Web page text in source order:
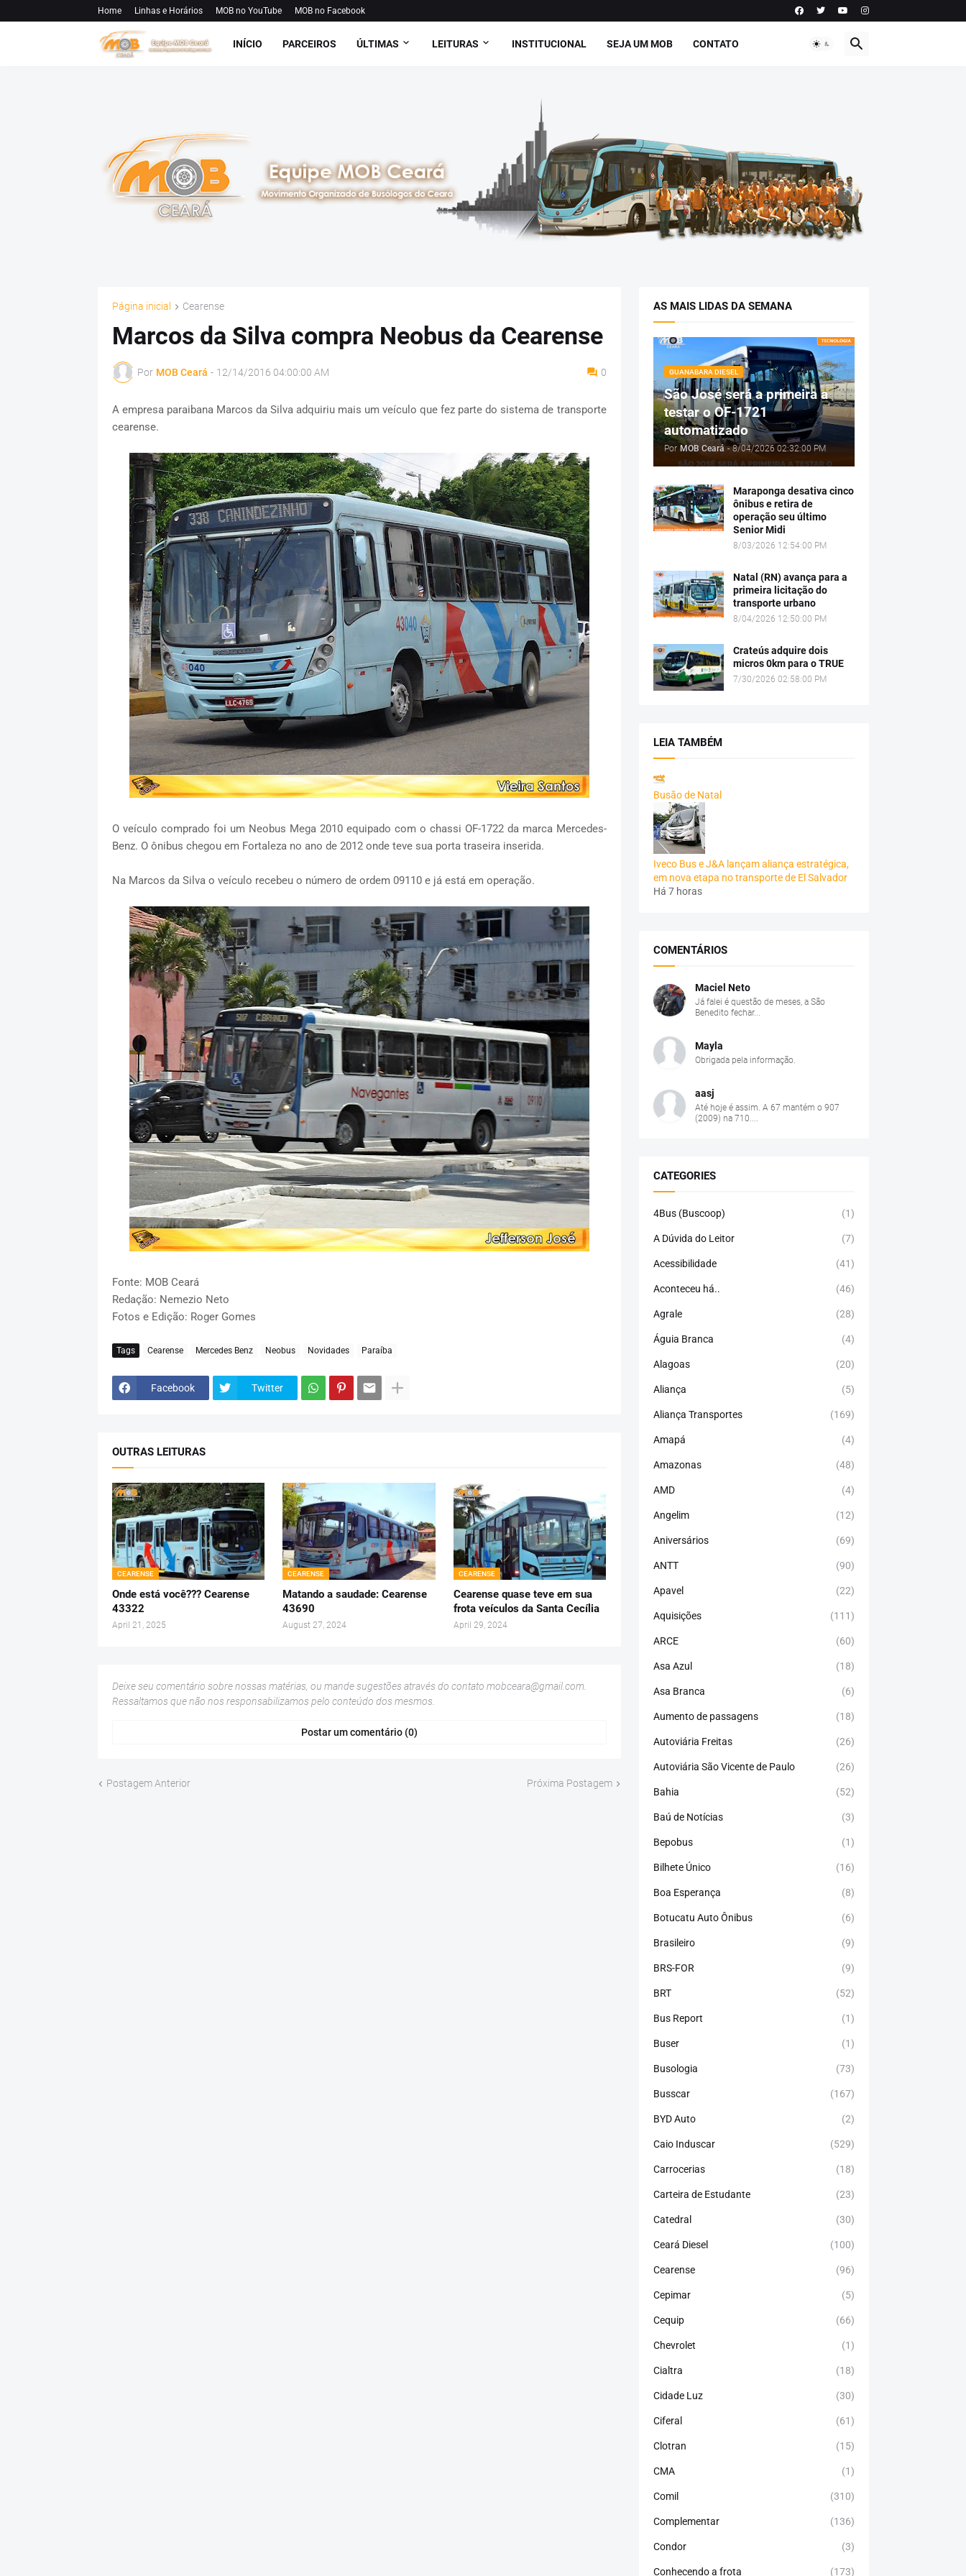
Home Linhas e Horários MOB no YouTube MOB no Facebook
INÍCIO PARCEIROS ÚLTIMAS LEITURAS INSTITUCIONAL SEJA UM MOB CONTATO
Página inicial Cearense
Marcos da Silva compra Neobus da Cearense
Por MOB Ceará - 12/14/2016 04:00:00 AM 0
A empresa paraibana Marcos da Silva adquiriu mais um veículo que fez parte do sistema de transporte
cearense.
O veículo comprado foi um Neobus Mega 2010 equipado com o chassi OF-1722 da marca Mercedes-
Benz. O ônibus chegou em Fortaleza no ano de 2012 onde teve sua porta traseira inserida.
Na Marcos da Silva o veículo recebeu o número de ordem 09110 e já está em operação.
Fonte: MOB Ceará
Redação: Nemezio Neto
Fotos e Edição: Roger Gomes
Tags Cearense Mercedes Benz Neobus Novidades Paraíba
Facebook Twitter
OUTRAS LEITURAS
CEARENSE
Onde está você??? Cearense
43322
April 21, 2025
CEARENSE
Matando a saudade: Cearense
43690
August 27, 2024
CEARENSE
Cearense quase teve em sua
frota veículos da Santa Cecília
April 29, 2024
Deixe seu comentário sobre nossas matérias, ou mande sugestões através do contato mobceara@gmail.com.
Ressaltamos que não nos responsabilizamos pelo conteúdo dos mesmos.
Postar um comentário (0)
Postagem Anterior Próxima Postagem
AS MAIS LIDAS DA SEMANA
GUANABARA DIESEL
São José será a primeira a
testar o OF-1721
automatizado
Por MOB Ceará - 8/04/2026 02:32:00 PM
Maraponga desativa cinco
ônibus e retira de
operação seu último
Senior Midi
8/03/2026 12:54:00 PM
Natal (RN) avança para a
primeira licitação do
transporte urbano
8/04/2026 12:50:00 PM
Crateús adquire dois
micros 0km para o TRUE
7/30/2026 02:58:00 PM
LEIA TAMBÉM
Busão de Natal
Iveco Bus e J&A lançam aliança estratégica,
em nova etapa no transporte de El Salvador
Há 7 horas
COMENTÁRIOS
Maciel Neto
Já falei é questão de meses, a São
Benedito fechar...
Mayla
Obrigada pela informação.
aasj
Até hoje é assim. A 67 mantém o 907
(2009) na 710....
CATEGORIES
4Bus (Buscoop) (1)
A Dúvida do Leitor (7)
Acessibilidade (41)
Aconteceu há.. (46)
Agrale (28)
Águia Branca (4)
Alagoas (20)
Aliança (5)
Aliança Transportes (169)
Amapá (4)
Amazonas (48)
AMD (4)
Angelim (12)
Aniversários (69)
ANTT (90)
Apavel (22)
Aquisições (111)
ARCE (60)
Asa Azul (18)
Asa Branca (6)
Aumento de passagens (18)
Autoviária Freitas (26)
Autoviária São Vicente de Paulo (26)
Bahia (52)
Baú de Notícias (3)
Bepobus (1)
Bilhete Único (16)
Boa Esperança (8)
Botucatu Auto Ônibus (6)
Brasileiro (9)
BRS-FOR (9)
BRT (52)
Bus Report (1)
Buser (1)
Busologia (73)
Busscar (167)
BYD Auto (2)
Caio Induscar (529)
Carrocerias (18)
Carteira de Estudante (23)
Catedral (30)
Ceará Diesel (100)
Cearense (96)
Cepimar (5)
Cequip (66)
Chevrolet (1)
Cialtra (18)
Cidade Luz (30)
Ciferal (61)
Clotran (15)
CMA (1)
Comil (310)
Complementar (136)
Condor (3)
Conhecendo a frota (173)